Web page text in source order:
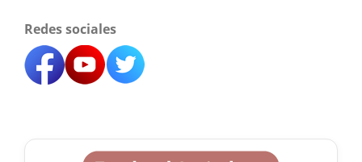
Redes sociales